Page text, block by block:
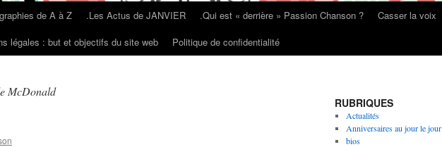
de A à Z .Les Actus de JANVIER .Qui est « derrière » Passion Chanson ?
Casser la voix
légales : but et objectifs du site web Politique de confidentialité
McDonald
RUBRIQUES
Actualités
Anniversaires au jour le jour
bios